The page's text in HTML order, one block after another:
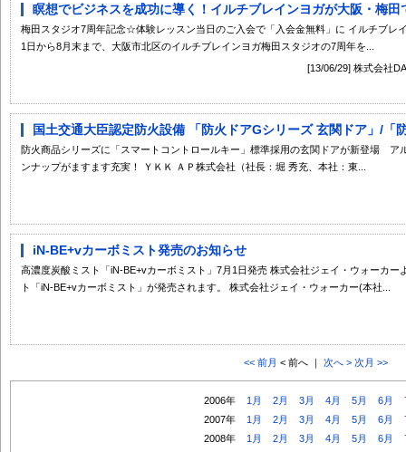
瞑想でビジネスを成功に導く！イルチブレインヨガが大阪・梅田
梅田スタジオ7周年記念☆体験レッスン当日のご入会で「入会金無料」に イルチブレ
1日から8月末まで、大阪市北区のイルチブレインヨガ梅田スタジオの7周年を...
[13/06/29] 株式会社
国土交通大臣認定防火設備 「防火ドアGシリーズ 玄関ドア」/「
防火商品シリーズに「スマートコントロールキー」標準採用の玄関ドアが新登場 ア
ンナップがますます充実！ ＹＫＫ ＡＰ株式会社（社長：堀 秀充、本社：東...
iN-BE+vカーボミスト発売のお知らせ
高濃度炭酸ミスト「iN-BE+vカーボミスト」7月1日発売 株式会社ジェイ・ウォーカ
ト「iN-BE+vカーボミスト」が発売されます。 株式会社ジェイ・ウォーカー(本社...
<< 前月 < 前へ ｜ 次へ > 次月 >>
2006年 1月 2月 3月 4月 5月 6月
2007年
1月 2月 3月 4月 5月 6月
2008年
1月 2月 3月 4月 5月 6月